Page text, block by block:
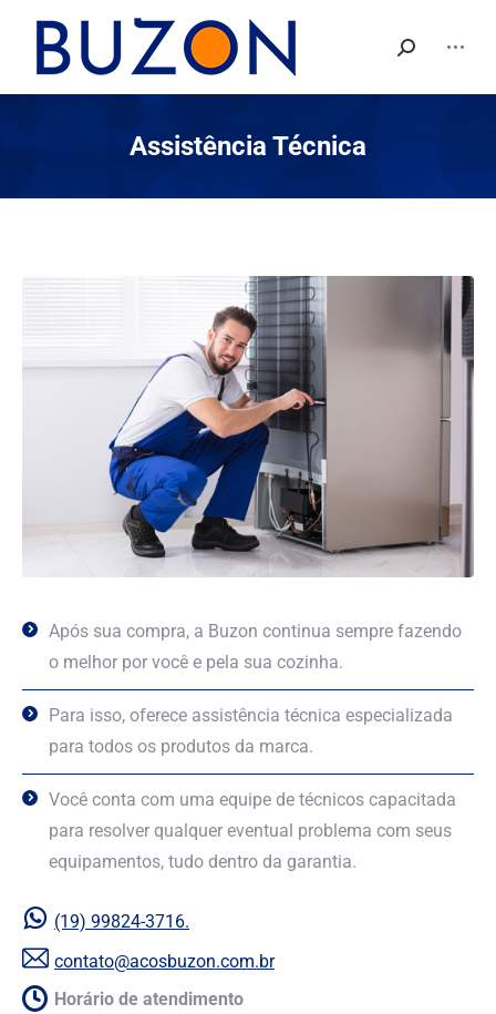
Search:
Assistência Técnica
Após sua compra, a Buzon continua sempre fazendo
o melhor por você e pela sua cozinha.
Para isso, oferece assistência técnica especializada
para todos os produtos da marca.
Você conta com uma equipe de técnicos capacitada
para resolver qualquer eventual problema com seus
equipamentos, tudo dentro da garantia.
(19) 99824-3716.
contato@acosbuzon.com.br
Horário de atendimento